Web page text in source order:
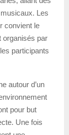
Les
convient le
organisés par
participants
autour d’un
pour but
Une fois